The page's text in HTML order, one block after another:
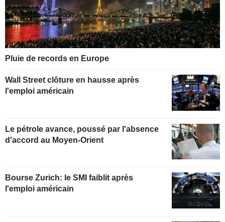
Pluie de records en Europe
Wall Street clôture en hausse après
l'emploi américain
Le pétrole avance, poussé par l'absence
d'accord au Moyen-Orient
Bourse Zurich: le SMI faiblit après
l'emploi américain